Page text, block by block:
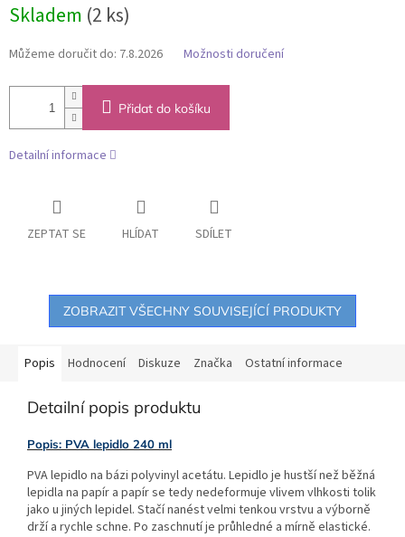
cena:
Skladem (2 ks)
Můžeme doručit do: 7.8.2026 Možnosti doručení
Přidat do košíku
Detailní informace
ZEPTAT SE HLÍDAT SDÍLET
ZOBRAZIT VŠECHNY SOUVISEJÍCÍ PRODUKTY
Popis Hodnocení Diskuze Značka Ostatní informace
Detailní popis produktu
Popis: PVA lepidlo 240 ml
PVA lepidlo na bázi polyvinyl acetátu. Lepidlo je hustší než běžná
lepidla na papír a papír se tedy nedeformuje vlivem vlhkosti tolik
jako u jiných lepidel. Stačí nanést velmi tenkou vrstvu a výborně
drží a rychle schne. Po zaschnutí je průhledné a mírně elastické.